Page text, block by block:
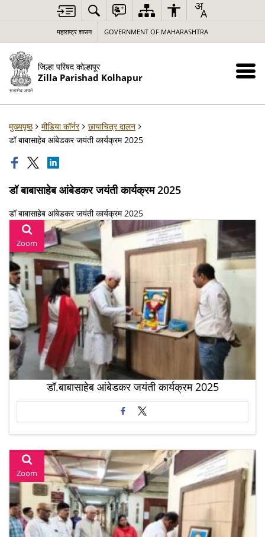
महाराष्ट्र शासन GOVERNMENT OF MAHARASHTRA
जिल्हा परिषद कोल्हापूर
Zilla Parishad Kolhapur
मुख्यपृष्ठ मीडिया कॉर्नर
छायाचित्र दालन
डॉ बाबासाहेब आंबेडकर जयंती कार्यक्रम 2025
डॉ बाबासाहेब आंबेडकर जयंती कार्यक्रम 2025
डॉ बाबासाहेब आंबेडकर जयंती कार्यक्रम 2025
Zoom
डॉ.बाबासाहेब आंबेडकर जयंती कार्यक्रम 2025
Zoom